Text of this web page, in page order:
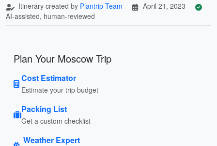
Itinerary created by Plantrip Team
April 21, 2023
AI-assisted, human-reviewed
Plan Your Moscow Trip
Cost Estimator
Estimate your trip budget
Packing List
Get a custom checklist
Weather Expert